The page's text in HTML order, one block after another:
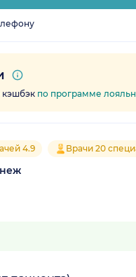
кэшбэк по программе
4.9 Врачи 20